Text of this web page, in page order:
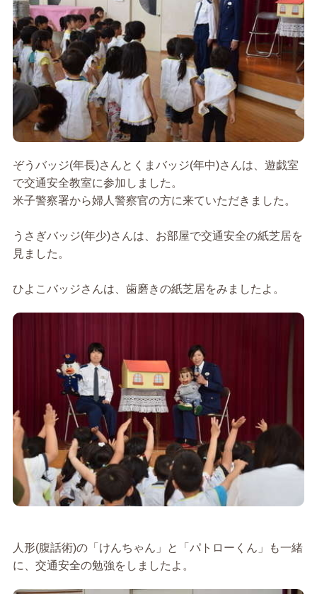
ぞうバッジ(年長)さんとくまバッジ(年中)さんは、遊戯室
で交通安全教室に参加しました。
米子警察署から婦人警察官の方に来ていただきました。
うさぎバッジ(年少)さんは、お部屋で交通安全の紙芝居を
見ました。
ひよこバッジさんは、歯磨きの紙芝居をみましたよ。
人形(腹話術)の「けんちゃん」と「パトローくん」も一緒
に、交通安全の勉強をしましたよ。